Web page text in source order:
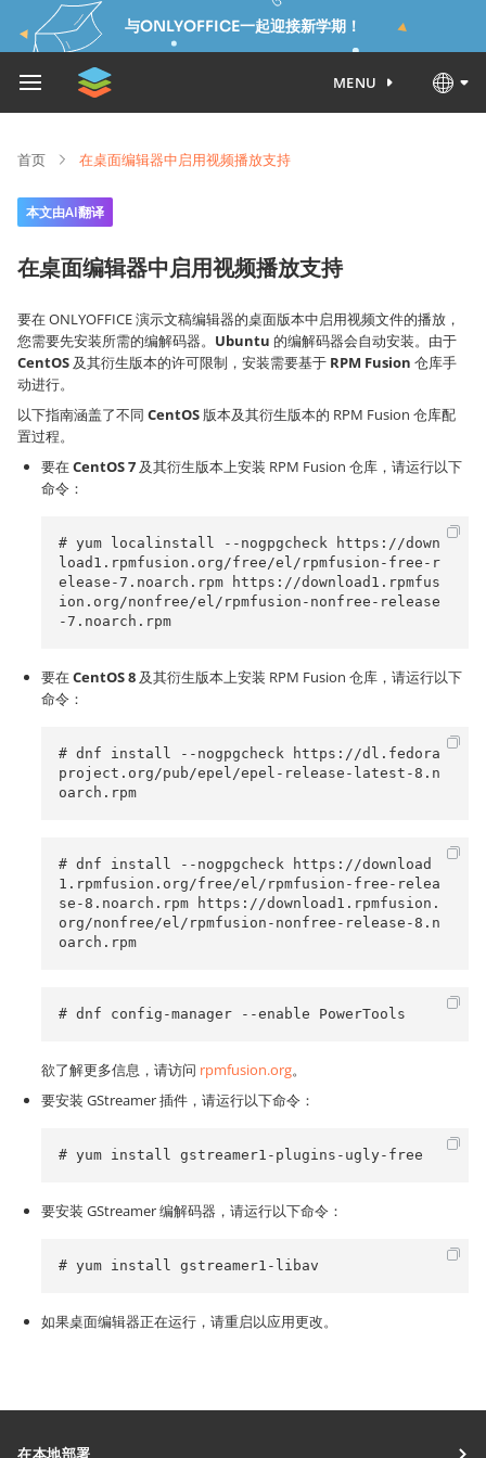
与ONLYOFFICE一起迎接新学期！
MENU
首页 在桌面编辑器中启用视频播放支持
本文由AI翻译
在桌面编辑器中启用视频播放支持
要在 ONLYOFFICE 演示文稿编辑器的桌面版本中启用视频文件的播放，
您需要先安装所需的编解码器。 Ubuntu 的编解码器会自动安装。由于
CentOS 及其衍生版本的许可限制，安装需要基于 RPM Fusion 仓库手
动进行。
以下指南涵盖了不同 CentOS 版本及其衍生版本的 RPM Fusion 仓库配
置过程。
要在CentOS 7 及其衍生版本上安装 RPM Fusion 仓库，请运行以下
命令：
# yum localinstall --nogpgcheck https://down
load1.rpmfusion.org/free/el/rpmfusion-free-r
elease-7.noarch.rpm https://download1.rpmfus
ion.org/nonfree/el/rpmfusion-nonfree-release
-7.noarch.rpm
要在CentOS 8 及其衍生版本上安装 RPM Fusion 仓库，请运行以下
命令：
# dnf install --nogpgcheck https://dl.fedora
project.org/pub/epel/epel-release-latest-8.n
oarch.rpm
# dnf install --nogpgcheck https://download
1.rpmfusion.org/free/el/rpmfusion-free-relea
se-8.noarch.rpm https://download1.rpmfusion.
org/nonfree/el/rpmfusion-nonfree-release-8.n
oarch.rpm
# dnf config-manager --enable PowerTools
欲了解更多信息，请访问 rpmfusion.org。
要安装 GStreamer 插件，请运行以下命令：
# yum install gstreamer1-plugins-ugly-free
要安装 GStreamer 编解码器，请运行以下命令：
# yum install gstreamer1-libav
如果桌面编辑器正在运行，请重启以应用更改。
在本地部署